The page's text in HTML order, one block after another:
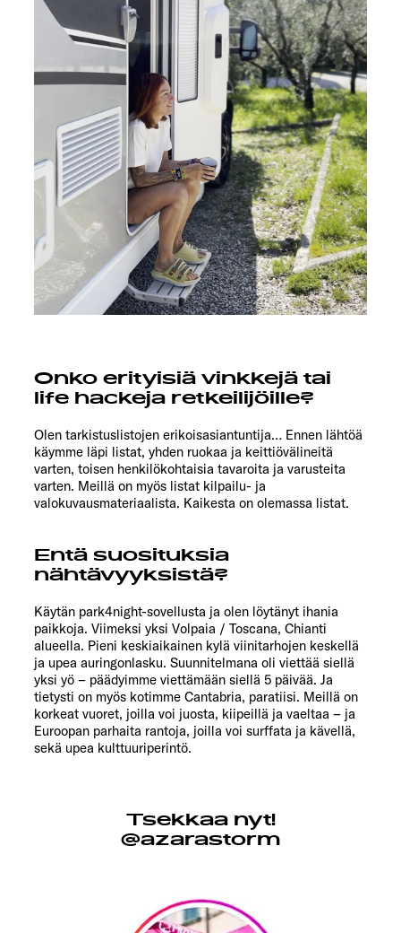
Onko erityisiä vinkkejä tai
life hackeja retkeilijöille?
Olen tarkistuslistojen erikoisasiantuntija… Ennen lähtöä
käymme läpi listat, yhden ruokaa ja keittiövälineitä
varten, toisen henkilökohtaisia tavaroita ja varusteita
varten. Meillä on myös listat kilpailu- ja
valokuvausmateriaalista. Kaikesta on olemassa listat.
Entä suosituksia
nähtävyyksistä?
Käytän park4night-sovellusta ja olen löytänyt ihania
paikkoja. Viimeksi yksi Volpaia / Toscana, Chianti
alueella. Pieni keskiaikainen kylä viinitarhojen keskellä
ja upea auringonlasku. Suunnitelmana oli viettää siellä
yksi yö – päädyimme viettämään siellä 5 päivää. Ja
tietysti on myös kotimme Cantabria, paratiisi. Meillä on
korkeat vuoret, joilla voi juosta, kiipeillä ja vaeltaa – ja
Euroopan parhaita rantoja, joilla voi surffata ja kävellä,
sekä upea kulttuuriperintö.
Tsekkaa nyt!
@azarastorm